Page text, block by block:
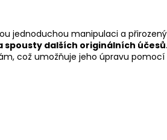
jednoduchou manipulaci a
spousty dalších originálních
což umožňuje jeho úpravu